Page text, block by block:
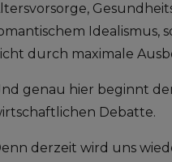
Idealismus,
durch maximale
genau hier beginnt
Debatte.
derzeit wird uns